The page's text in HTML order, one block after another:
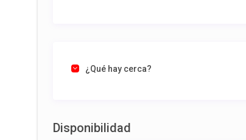
¿Qué hay cerca?
Disponibilidad